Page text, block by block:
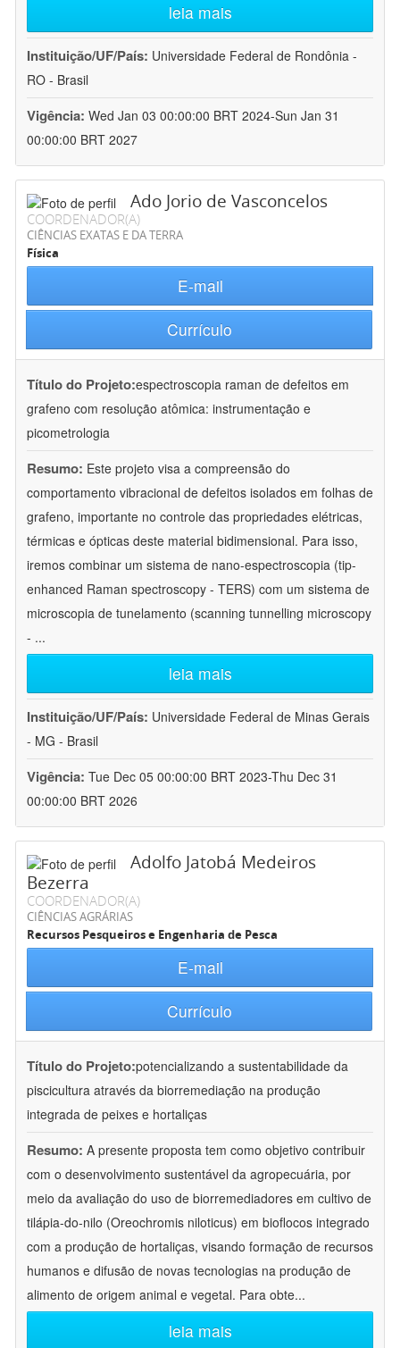
leia mais
Instituição/UF/País: Universidade Federal de Rondônia -
RO - Brasil
Vigência: Wed Jan 03 00:00:00 BRT 2024-Sun Jan 31
00:00:00 BRT 2027
Ado Jorio de Vasconcelos
COORDENADOR(A)
CIÊNCIAS EXATAS E DA TERRA
Física
E-mail
Currículo
Título do Projeto:espectroscopia raman de defeitos em
grafeno com resolução atômica: instrumentação e
picometrologia
Resumo: Este projeto visa a compreensão do
comportamento vibracional de defeitos isolados em folhas de
grafeno, importante no controle das propriedades elétricas,
térmicas e ópticas deste material bidimensional. Para isso,
iremos combinar um sistema de nano-espectroscopia (tip-
enhanced Raman spectroscopy - TERS) com um sistema de
microscopia de tunelamento (scanning tunnelling microscopy
- ...
leia mais
Instituição/UF/País: Universidade Federal de Minas Gerais
- MG - Brasil
Vigência: Tue Dec 05 00:00:00 BRT 2023-Thu Dec 31
00:00:00 BRT 2026
Adolfo Jatobá Medeiros
Bezerra
COORDENADOR(A)
CIÊNCIAS AGRÁRIAS
Recursos Pesqueiros e Engenharia de Pesca
E-mail
Currículo
Título do Projeto:potencializando a sustentabilidade da
piscicultura através da biorremediação na produção
integrada de peixes e hortaliças
Resumo: A presente proposta tem como objetivo contribuir
com o desenvolvimento sustentável da agropecuária, por
meio da avaliação do uso de biorremediadores em cultivo de
tilápia-do-nilo (Oreochromis niloticus) em bioflocos integrado
com a produção de hortaliças, visando formação de recursos
humanos e difusão de novas tecnologias na produção de
alimento de origem animal e vegetal. Para obte...
leia mais